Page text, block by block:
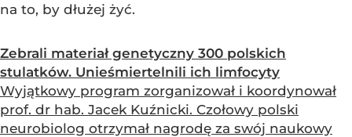
na to, by dłużej żyć.
Zebrali materiał genetyczny 300 polskich
stulatków. Unieśmiertelnili ich limfocyty
Wyjątkowy program zorganizował i koordynował
prof. dr hab. Jacek Kuźnicki. Czołowy polski
neurobiolog otrzymał nagrodę za swój naukowy